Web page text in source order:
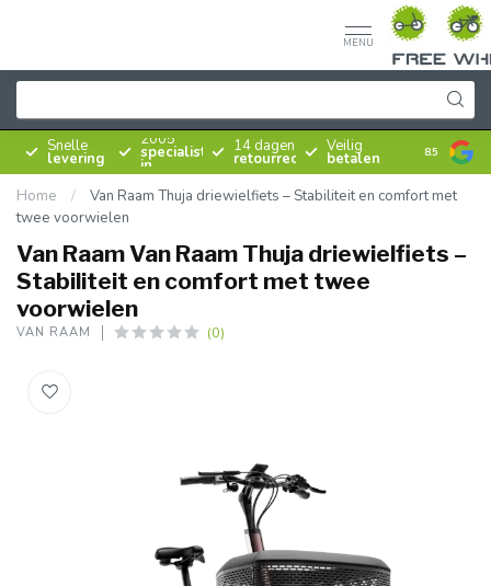
MENU
Snelle
levering
Sinds
2005
specialist
in
rijwielen
14 dagen
retourrecht
Veilig
betalen 8.5
Home /
Van Raam Thuja driewielfiets – Stabiliteit en comfort met
twee voorwielen
Van Raam Van Raam Thuja driewielfiets –
Stabiliteit en comfort met twee
voorwielen
VAN RAAM (0)